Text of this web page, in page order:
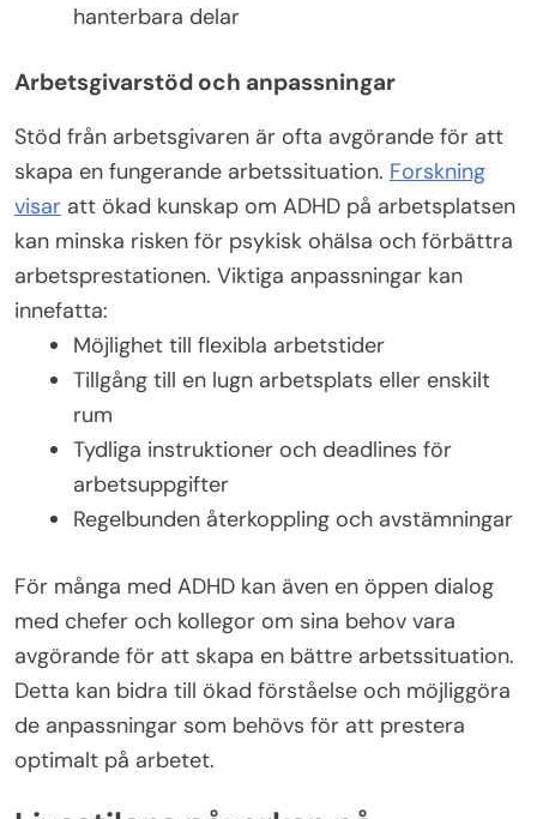
hanterbara delar
Arbetsgivarstöd och anpassningar
Stöd från arbetsgivaren är ofta avgörande för att
skapa en fungerande arbetssituation. Forskning
visar att ökad kunskap om ADHD på arbetsplatsen
kan minska risken för psykisk ohälsa och förbättra
arbetsprestationen. Viktiga anpassningar kan
innefatta:
Möjlighet till flexibla arbetstider
Tillgång till en lugn arbetsplats eller enskilt
rum
Tydliga instruktioner och deadlines för
arbetsuppgifter
Regelbunden återkoppling och avstämningar
För många med ADHD kan även en öppen dialog
med chefer och kollegor om sina behov vara
avgörande för att skapa en bättre arbetssituation.
Detta kan bidra till ökad förståelse och möjliggöra
de anpassningar som behövs för att prestera
optimalt på arbetet.